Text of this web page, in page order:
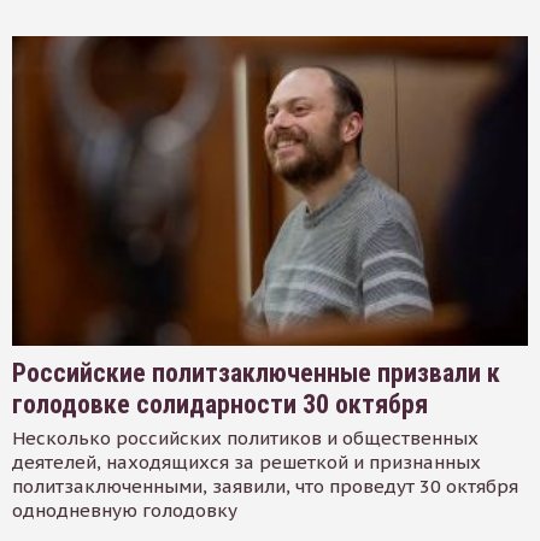
Российские политзаключенные призвали к
голодовке солидарности 30 октября
Несколько российских политиков и общественных
деятелей, находящихся за решеткой и признанных
политзаключенными, заявили, что проведут 30 октября
однодневную голодовку